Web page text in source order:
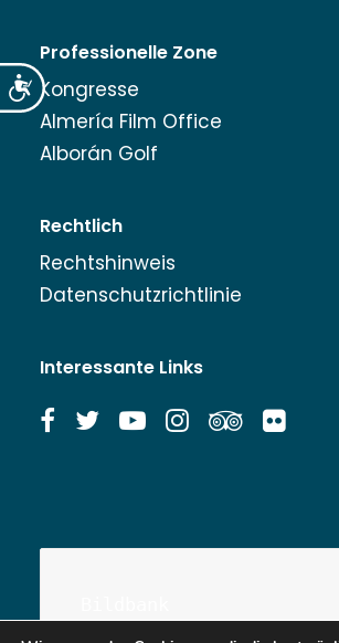
Accesibilidad
Professionelle Zone
Kongresse
Almería Film Office
Alborán Golf
Rechtlich
Rechtshinweis
Datenschutzrichtlinie
Interessante Links